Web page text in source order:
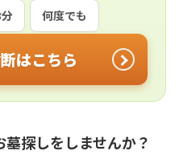
何度でも
はこちら
探しをしませんか？